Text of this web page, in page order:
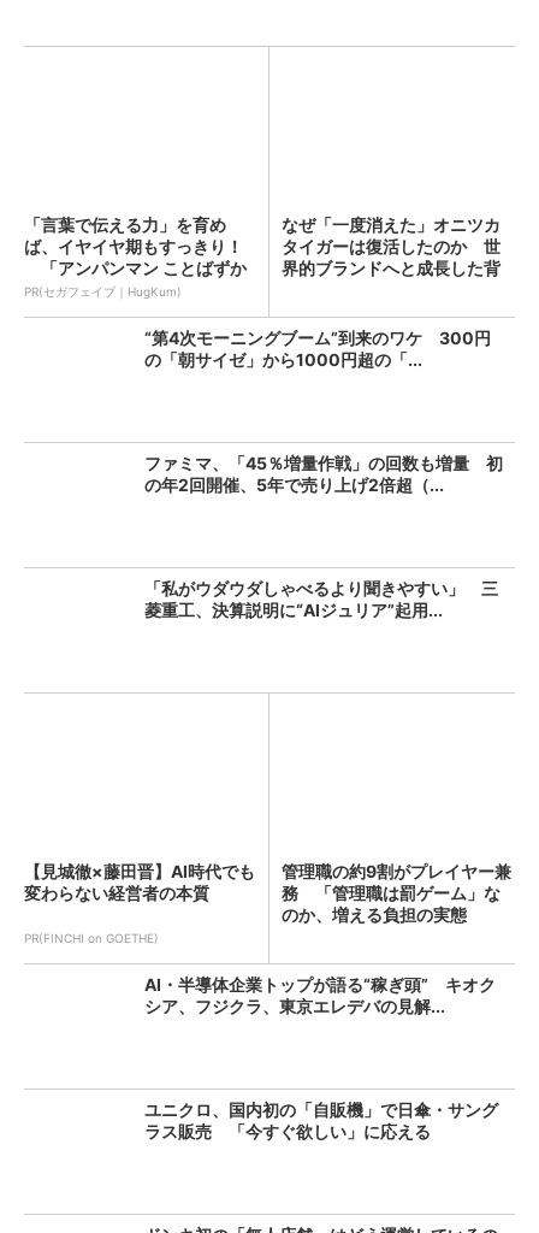
「言葉で伝える力」を育め
ば、イヤイヤ期もすっきり！
「アンパンマン ことばずか
ん...
PR(セガフェイブ｜HugKum)
なぜ「一度消えた」オニツカ
タイガーは復活したのか 世
界的ブランドへと成長した背
“第4次モーニングブーム”到来のワケ 300円
の「朝サイゼ」から1000円超の「...
ファミマ、「45％増量作戦」の回数も増量 初
の年2回開催、5年で売り上げ2倍超（...
「私がウダウダしゃべるより聞きやすい」 三
菱重工、決算説明に“AIジュリア”起用...
【見城徹×藤田晋】AI時代でも
変わらない経営者の本質
PR(FINCHI on GOETHE)
管理職の約9割がプレイヤー兼
務 「管理職は罰ゲーム」な
のか、増える負担の実態
AI・半導体企業トップが語る“稼ぎ頭” キオク
シア、フジクラ、東京エレデバの見解...
ユニクロ、国内初の「自販機」で日傘・サング
ラス販売 「今すぐ欲しい」に応える